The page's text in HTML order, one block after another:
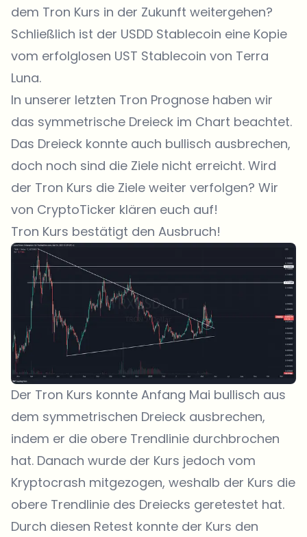
dem Tron Kurs in der Zukunft weitergehen?
Schließlich ist der USDD Stablecoin eine Kopie
vom erfolglosen UST Stablecoin von Terra
Luna.
In unserer letzten Tron Prognose haben wir
das symmetrische Dreieck im Chart beachtet.
Das Dreieck konnte auch bullisch ausbrechen,
doch noch sind die Ziele nicht erreicht. Wird
der Tron Kurs die Ziele weiter verfolgen? Wir
von CryptoTicker klären euch auf!
Tron Kurs bestätigt den Ausbruch!
Der Tron Kurs konnte Anfang Mai bullisch aus
dem symmetrischen Dreieck ausbrechen,
indem er die obere Trendlinie durchbrochen
hat. Danach wurde der Kurs jedoch vom
Kryptocrash mitgezogen, weshalb der Kurs die
obere Trendlinie des Dreiecks geretestet hat.
Durch diesen Retest konnte der Kurs den